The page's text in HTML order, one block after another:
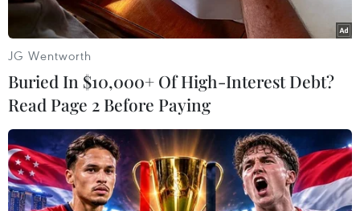
Phố sách di động sẽ bao gồm các gian hàng sách
tại vườn hoa Lý Thái Tổ, khu vực sát Nhà Kèn.
JG Wentworth
Buried In $10,000+ Of High-Interest Debt?
Read Page 2 Before Paying